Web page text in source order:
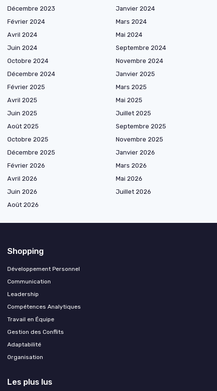
Décembre 2023
Janvier 2024
Février 2024
Mars 2024
Avril 2024
Mai 2024
Juin 2024
Septembre 2024
Octobre 2024
Novembre 2024
Décembre 2024
Janvier 2025
Février 2025
Mars 2025
Avril 2025
Mai 2025
Juin 2025
Juillet 2025
Août 2025
Septembre 2025
Octobre 2025
Novembre 2025
Décembre 2025
Janvier 2026
Février 2026
Mars 2026
Avril 2026
Mai 2026
Juin 2026
Juillet 2026
Août 2026
Shopping
Développement Personnel
Communication
Leadership
Compétences Analytiques
Travail en Équipe
Gestion des Conflits
Adaptabilité
Organisation
Les plus lus